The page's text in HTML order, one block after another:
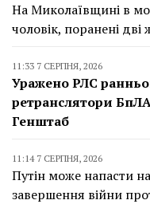
На Миколаївщині в
чоловік, поранені дві
11:33 7 СЕРПНЯ, 2026
Уражено РЛС
ретранслятори БпЛА
Генштаб
11:14 7 СЕРПНЯ, 2026
Путін може напасти
завершення війни